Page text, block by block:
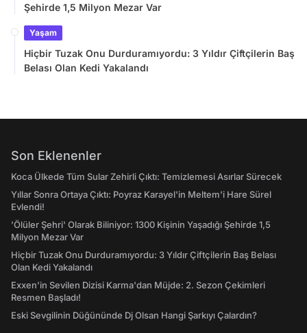
Şehirde 1,5 Milyon Mezar Var
Yaşam
Hiçbir Tuzak Onu Durduramıyordu: 3 Yıldır Çiftçilerin Baş
Belası Olan Kedi Yakalandı
Son Eklenenler
Koca Ülkede Tüm Sular Zehirli Çıktı: Temizlemesi Asırlar Sürecek
Yıllar Sonra Ortaya Çıktı: Poyraz Karayel'in Meltem'i Hare Sürel
Evlendi!
'Ölüler Şehri' Olarak Biliniyor: 1300 Kişinin Yaşadığı Şehirde 1,5
Milyon Mezar Var
Hiçbir Tuzak Onu Durduramıyordu: 3 Yıldır Çiftçilerin Baş Belası
Olan Kedi Yakalandı
Exxen'in Sevilen Dizisi Karma'dan Müjde: 2. Sezon Çekimleri
Resmen Başladı!
Eski Sevgilinin Düğününde Dj Olsan Hangi Şarkıyı Çalardın?